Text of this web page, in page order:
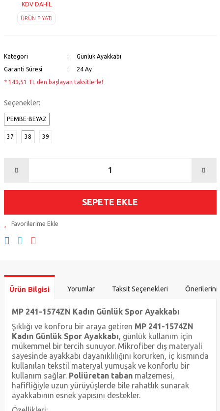
KDV DAHİL
ÜRÜN FİYATI
Kategori
Günlük Ayakkabı
Garanti Süresi
24 Ay
* 149,51 TL den başlayan taksitlerle!
Seçenekler:
PEMBE-BEYAZ
37 38 39
SEPETE EKLE
Ürün Bilgisi Yorumlar Taksit Seçenekleri
MP 241-1574ZN Kadın Günlük Spor Ayakkabı
Şıklığı ve konforu bir araya getiren MP 241-1574ZN
Kadın Günlük Spor Ayakkabı, günlük kullanım için
mükemmel bir tercih sunuyor. Mikrofiber dış materyali
sayesinde ayakkabı dayanıklılığını korurken, iç kısmında
kullanılan tekstil materyal yumuşak ve konforlu bir
kullanım sağlar. Poliüretan tabanmalzemesi,
hafifliğiyle uzun yürüyüşlerde bile rahatlık sunarak
ayakkabının esnek yapısını destekler.